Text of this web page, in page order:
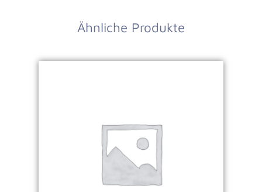
Ähnliche Produkte